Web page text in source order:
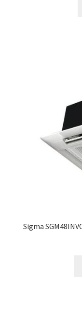
Sigma